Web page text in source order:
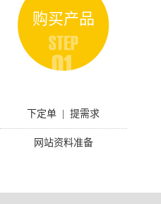
购买产品
下定单 | 提需求
网站资料准备